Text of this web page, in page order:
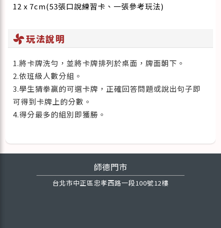
12 x 7cm(53張口說練習卡、一張參考玩法)
toys_fan玩法說明
1.將卡牌洗勻，並將卡牌排列於桌面，牌面朝下。
2.依班級人數分組。
3.學生猜拳贏的可選卡牌，正確回答問題或說出句子即
可得到卡牌上的分數。
4.得分最多的組別即獲勝。
師德門市
台北市中正區忠孝西路一段100號12樓